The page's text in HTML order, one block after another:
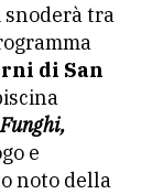
snoderà tra
di San
Funghi,
e
noto della